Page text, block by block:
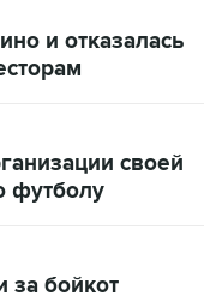
и отказалась
своей
футболу
бойкот